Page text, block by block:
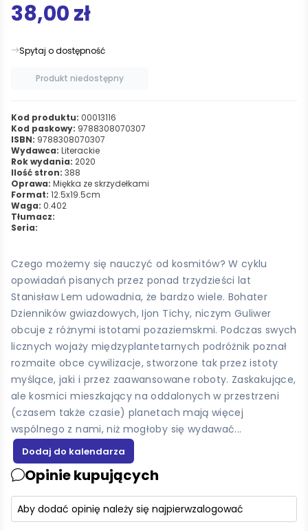
38,00 zł
Spytaj o dostępność
Produkt niedostępny
Kod produktu: 00013116
Kod paskowy: 9788308070307
ISBN: 9788308070307
Wydawca: Literackie
Rok wydania: 2020
Ilość stron: 388
Oprawa: Miękka ze skrzydełkami
Format: 12.5x19.5cm
Waga: 0.402
Tłumacz:
Seria:
Czego możemy się nauczyć od kosmitów? W cyklu
opowiadań pisanych przez ponad trzydzieści lat
Stanisław Lem udowadnia, że bardzo wiele. Bohater
Dzienników gwiazdowych, Ijon Tichy, niczym Guliwer
obcuje z różnymi istotami pozaziemskmi. Podczas swych
licznych wojaży międzyplantetarnych podróżnik poznał
rozmaite obce cywilizacje, stworzone tak przez istoty
myślące, jaki i przez zaawansowane roboty. Zaskakujące,
ale kosmici mieszkający na oddalonych w przestrzeni
(czasem także czasie) planetach mają więcej
wspólnego z nami, niż mogłoby się wydawać...
Opinie kupujących
Aby dodać opinię należy się najpierwzalogować